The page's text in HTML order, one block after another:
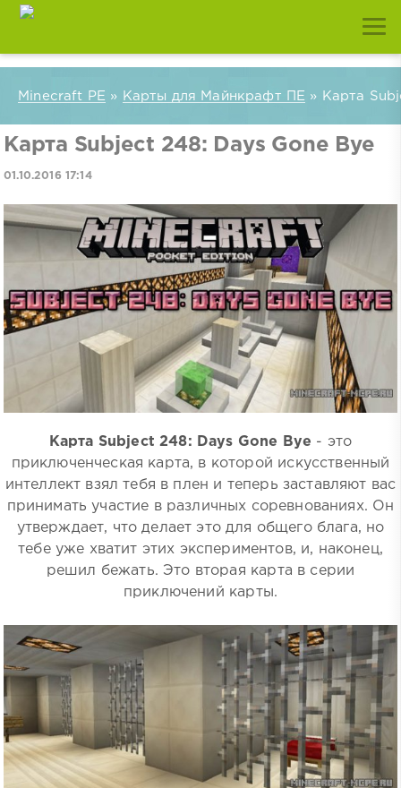
Minecraft PE » Карты для Майнкрафт ПЕ » Карта
Карта Subject 248: Days Gone Bye
01.10.2016 17:14
Карта Subject 248: Days Gone Bye - это
приключенческая карта, в которой искусственный
интеллект взял тебя в плен и теперь заставляют вас
принимать участие в различных соревнованиях. Он
утверждает, что делает это для общего блага, но
тебе уже хватит этих экспериментов, и, наконец,
решил бежать. Это вторая карта в серии
приключений карты.